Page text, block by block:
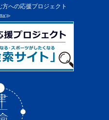
への応援プロジェクト